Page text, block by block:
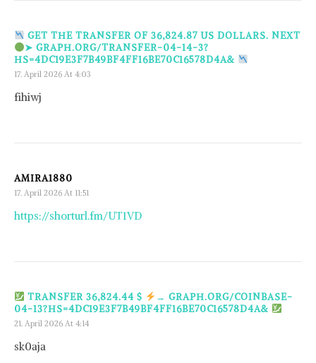
GET THE TRANSFER OF 36,824.87 US DOLLARS. NEXT
➤ GRAPH.ORG/TRANSFER-04-14-3?
HS=4DC19E3F7B49BF4FF16BE70C16578D4A&
17. April 2026 At 4:03
fihiwj
AMIRA1880
17. April 2026 At 11:51
https://shorturl.fm/UT1VD
TRANSFER 36,824.44 $
→ GRAPH.ORG/COINBASE-
04-13?HS=4DC19E3F7B49BF4FF16BE70C16578D4A&
21. April 2026 At 4:14
sk0aja